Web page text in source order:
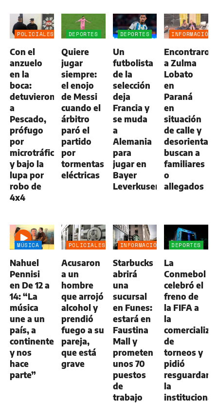
POLICIALES
Con el
anzuelo
en la
boca:
detuvieron
a
Pescado,
prófugo
por
microtráfico
y bajo la
lupa por
robo de
4x4
DEPORTES
Quiere
jugar
siempre:
el enojo
de Messi
cuando el
árbitro
paró el
partido
por
tormentas
eléctricas
DEPORTES
Un
futbolista
de la
selección
deja
Francia y
se muda
a
Alemania
para
jugar en
Bayer
Leverkusen
INFORMACIÓN
Encontraron
a Zulma
Lobato
en
Paraná
en
situación
de calle y
buscan a
familiares
o
allegados
MÚSICA
Nahuel
Pennisi
en De 12 a
14: “La
música
une a un
país, a
continentes
y nos
hace
parte”
POLICIALES
Acusaron
a un
hombre
que arrojó
alcohol y
prendió
fuego a su
pareja,
que está
grave
INFORMACIÓN
Starbucks
abrirá
una
sucursal
en Funes:
estará en
Faustina
Mall y
prometen
unos 70
puestos
de
trabajo
DEPORTES
La
Conmebol
celebró el
freno de
la FIFA a
la
de
torneos y
pidió
resguardar
la